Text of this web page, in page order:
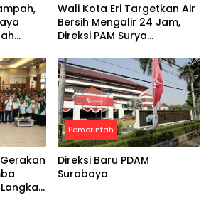
Wali Kota Eri Targetkan Air
Bersih Mengalir 24 Jam,
Direksi PAM Surya
Investor
Pemerintah
Direksi Baru PDAM
Surabaya